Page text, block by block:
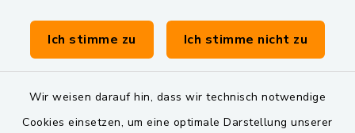
Ich stimme zu Ich stimme nicht zu
Wir weisen darauf hin, dass wir technisch notwendige
Cookies einsetzen, um eine optimale Darstellung unserer
Verlusterklärung eines Dokumentes
(Online-Verfahren)
Versiegelungsflächen;